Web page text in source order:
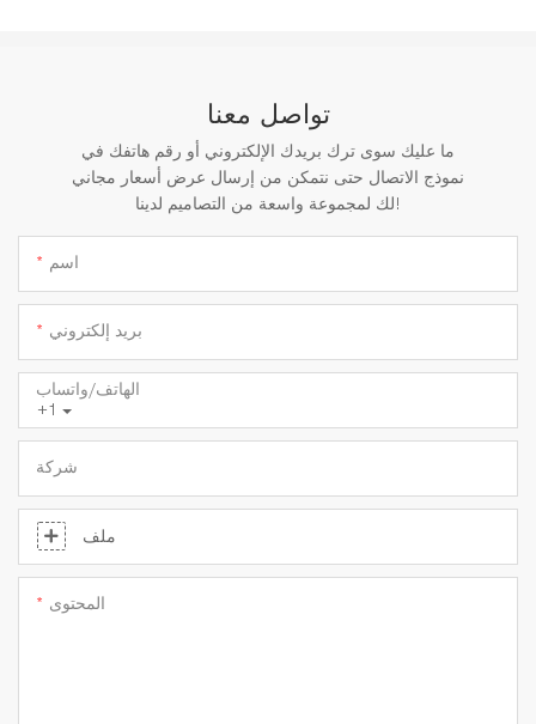
تواصل معنا
ما عليك سوى ترك بريدك الإلكتروني أو رقم هاتفك في
نموذج الاتصال حتى نتمكن من إرسال عرض أسعار مجاني
لك لمجموعة واسعة من التصاميم لدينا!
اسم
بريد إلكتروني
+1
الهاتف/واتساب
شركة
ملف
المحتوى